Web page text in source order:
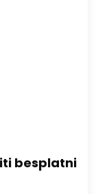
besplatni